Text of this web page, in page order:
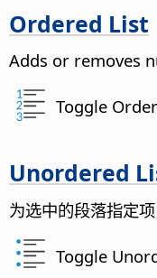
Ordered List
Adds or removes
Toggle
Unordered
为选中的段落指定
Toggle